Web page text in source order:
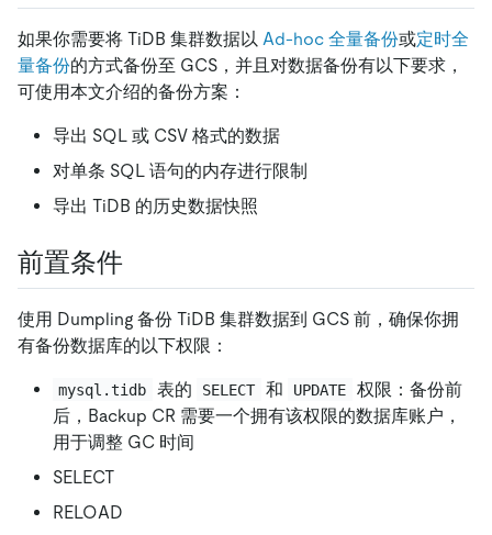
如果你需要将 TiDB 集群数据以 Ad-hoc 全量备份或定时全
量备份的方式备份至 GCS，并且对数据备份有以下要求，
可使用本文介绍的备份方案：
导出 SQL 或 CSV 格式的数据
对单条 SQL 语句的内存进行限制
导出 TiDB 的历史数据快照
前置条件
使用 Dumpling 备份 TiDB 集群数据到 GCS 前，确保你拥
有备份数据库的以下权限：
mysql.tidb 表的 SELECT 和 UPDATE
权限：备份前
后，Backup CR 需要一个拥有该权限的数据库账户，
用于调整 GC 时间
SELECT
RELOAD